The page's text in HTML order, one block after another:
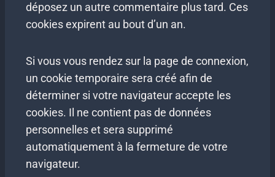
déposez un autre commentaire plus tard. Ces
cookies expirent au bout d’un an.
Si vous vous rendez sur la page de connexion,
un cookie temporaire sera créé afin de
déterminer si votre navigateur accepte les
cookies. Il ne contient pas de données
personnelles et sera supprimé
automatiquement à la fermeture de votre
navigateur.